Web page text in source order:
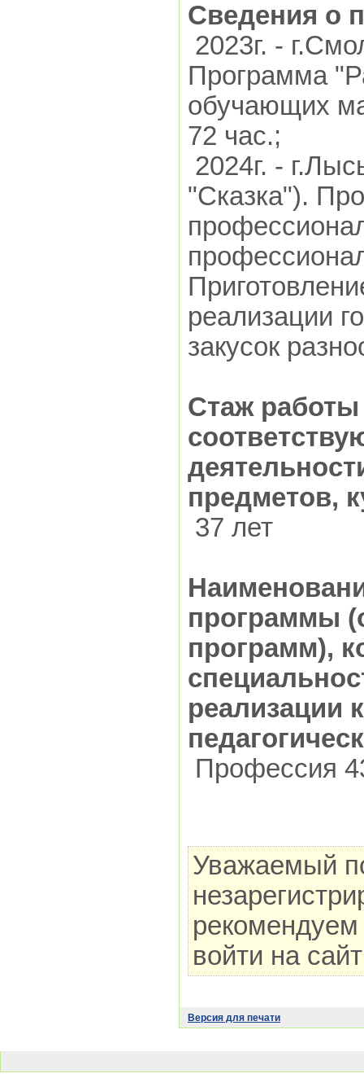
Сведения о
2023г. -
Программа
обучающих
72 час.;
2024г. -
"Сказка").
реализации
закусок
Стаж
предметов,
37 лет
программы
программ),
реализации
Профессия
Уважаемый
рекомендуем
войти на
Версия для печати